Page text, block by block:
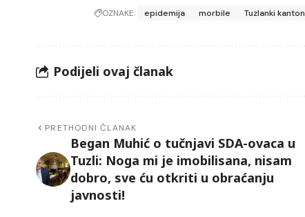
OZNAKE: epidemija morbile Tuzlanki kanton
Podijeli ovaj članak
PRETHODNI ČLANAK
Began Muhić o tučnjavi SDA-ovaca u
Tuzli: Noga mi je imobilisana, nisam
dobro, sve ću otkriti u obraćanju
javnosti!